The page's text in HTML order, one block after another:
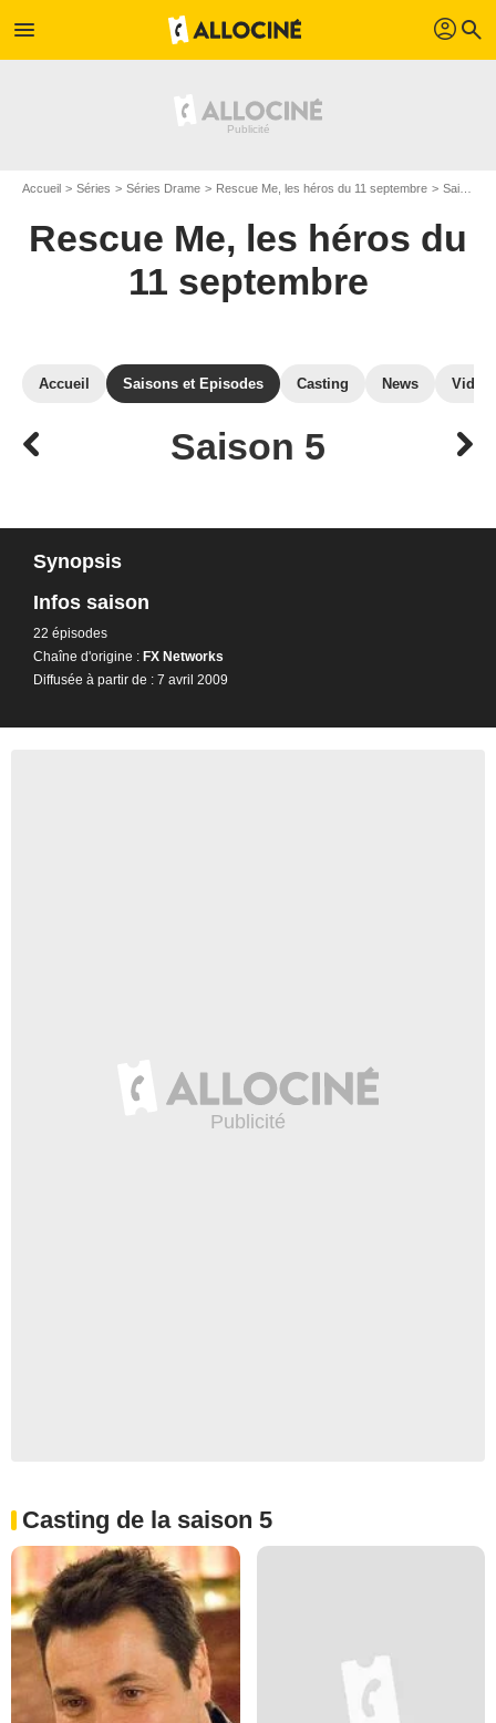
menu profil search
Accueil Séries Séries Drame Rescue Me, les héros du 11 septembre Saisons de Rescue Me, les héros du 11 septembre
Rescue Me, les héros du
11 septembre
Accueil Saisons et Episodes Casting News
Saison 5
Synopsis
Infos saison
22 épisodes
Chaîne d'origine : FX Networks
Diffusée à partir de : 7 avril 2009
Casting de la saison 5